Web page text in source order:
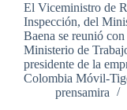
El Viceministro de
Inspección, del
Baena se reunió
Ministerio de
presidente de la
Colombia Móvil-
prensamira